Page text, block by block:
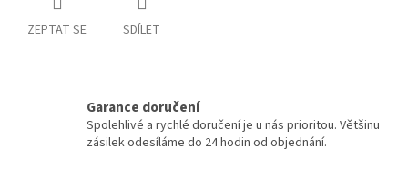
ZEPTAT SE SDÍLET
Garance doručení
Spolehlivé a rychlé doručení je u nás prioritou. Většinu
zásilek odesíláme do 24 hodin od objednání.